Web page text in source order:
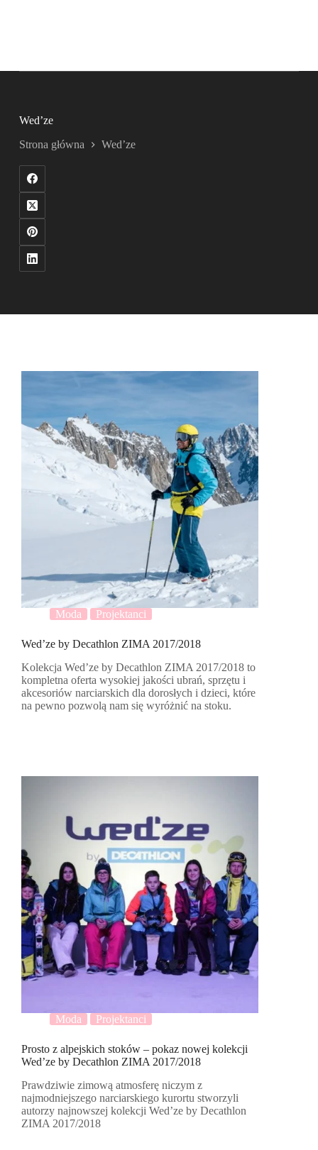
Wed’ze
Strona główna Wed’ze
Moda Projektanci
Wed’ze by Decathlon ZIMA 2017/2018
Kolekcja Wed’ze by Decathlon ZIMA 2017/2018 to
kompletna oferta wysokiej jakości ubrań, sprzętu i
akcesoriów narciarskich dla dorosłych i dzieci, które
na pewno pozwolą nam się wyróżnić na stoku.
Moda Projektanci
Prosto z alpejskich stoków – pokaz nowej kolekcji
Wed’ze by Decathlon ZIMA 2017/2018
Prawdziwie zimową atmosferę niczym z
najmodniejszego narciarskiego kurortu stworzyli
autorzy najnowszej kolekcji Wed’ze by Decathlon
ZIMA 2017/2018